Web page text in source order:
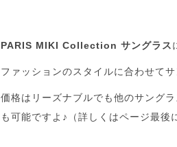
PARIS MIKI Collection サングラス
ファッションのスタイルに合わせて
価格はリーズナブルでも他のサング
も可能ですよ♪（詳しくはページ最後